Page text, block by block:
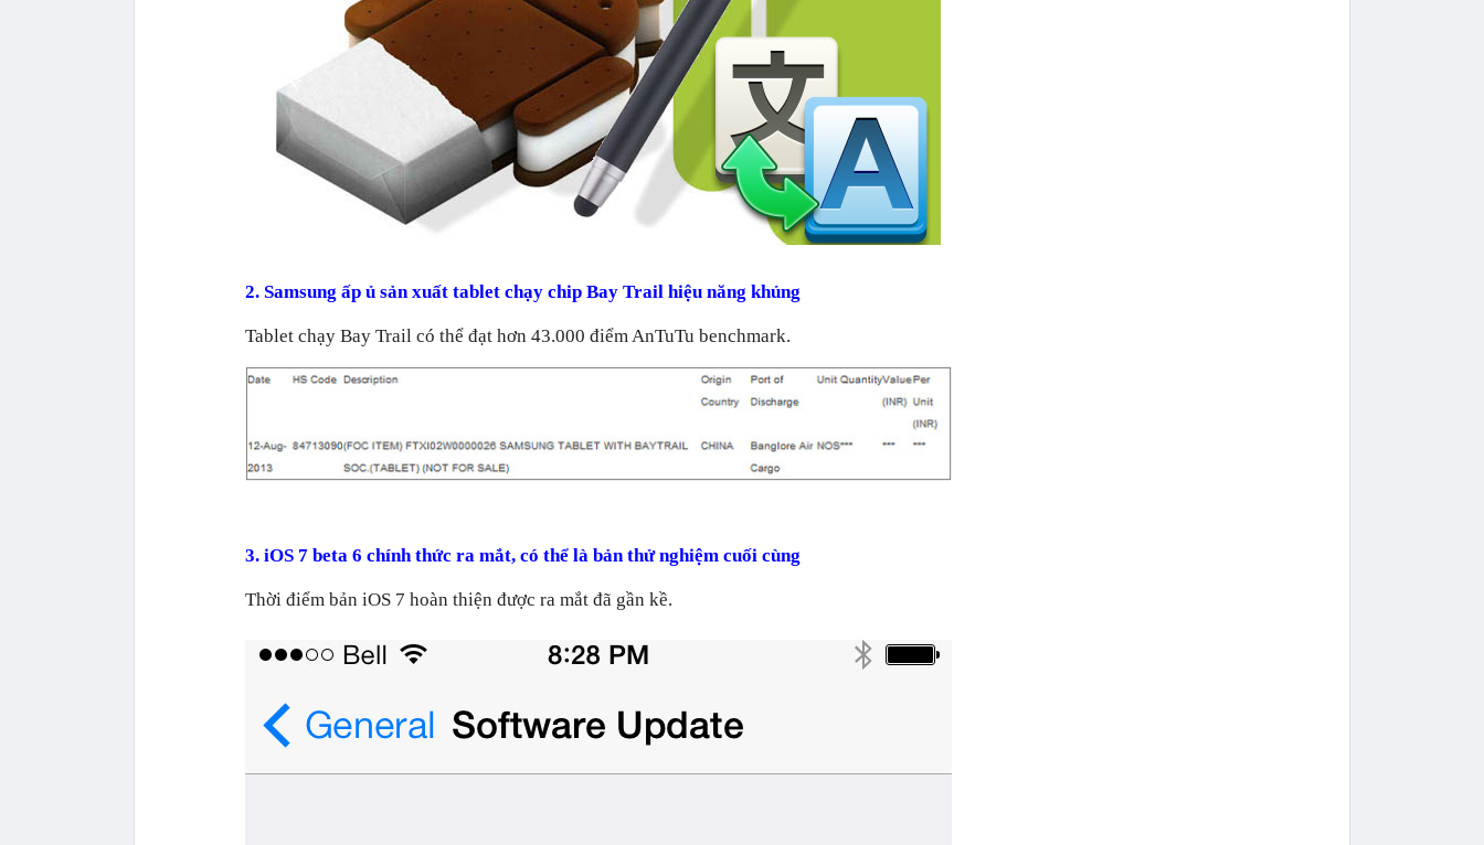
2. Samsung ấp ủ sản xuất tablet chạy chip Bay Trail hiệu năng khủng
Tablet chạy Bay Trail có thể đạt hơn 43.000 điểm AnTuTu benchmark.
3. iOS 7 beta 6 chính thức ra mắt, có thể là bản thử nghiệm cuối cùng
Thời điểm bản iOS 7 hoàn thiện được ra mắt đã gần kề.